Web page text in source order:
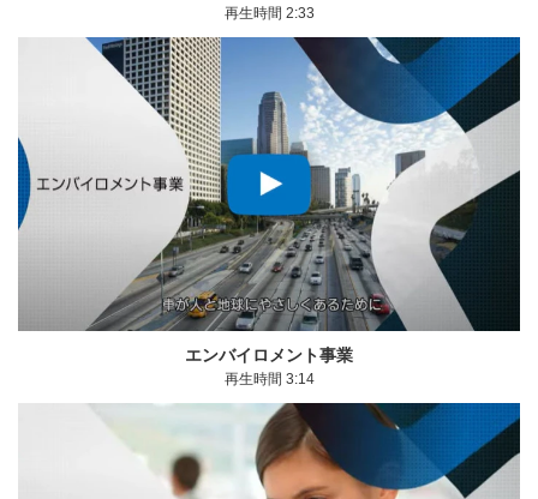
再生時間 2:33
エンバイロメント事業
再生時間 3:14